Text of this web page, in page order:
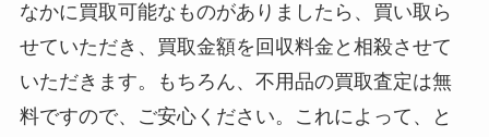
なかに買取可能なものがありましたら、買い取ら
せていただき、買取金額を回収料金と相殺させて
いただきます。もちろん、不用品の買取査定は無
料ですので、ご安心ください。これによって、と